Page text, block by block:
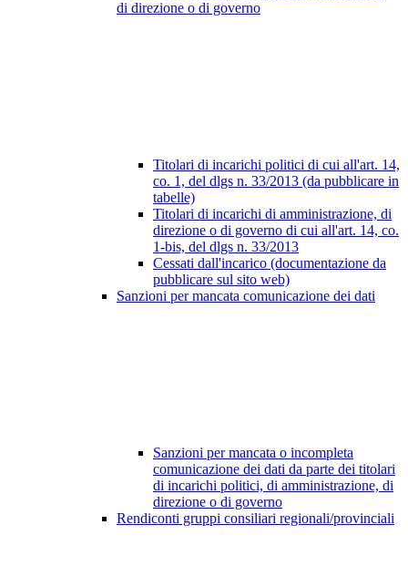
di direzione o di governo
Titolari di incarichi politici di cui all'art. 14,
co. 1, del dlgs n. 33/2013 (da pubblicare in
tabelle)
Titolari di incarichi di amministrazione, di
direzione o di governo di cui all'art. 14, co.
1-bis, del dlgs n. 33/2013
Cessati dall'incarico (documentazione da
pubblicare sul sito web)
Sanzioni per mancata comunicazione dei dati
Sanzioni per mancata o incompleta
comunicazione dei dati da parte dei titolari
di incarichi politici, di amministrazione, di
direzione o di governo
Rendiconti gruppi consiliari regionali/provinciali